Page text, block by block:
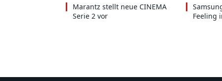
Marantz stellt neue CINEMA
Serie 2 vor
Feeling